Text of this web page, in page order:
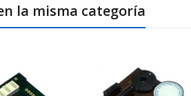
la misma categoría